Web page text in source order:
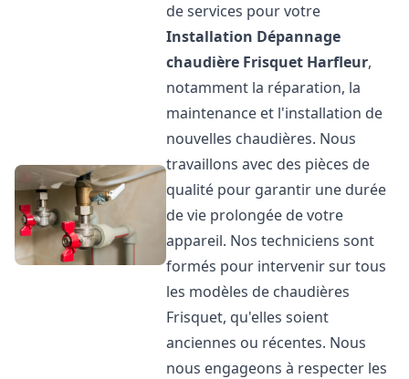
de services pour votre
Installation Dépannage
chaudière Frisquet Harfleur,
notamment la réparation, la
maintenance et l'installation de
nouvelles chaudières. Nous
travaillons avec des pièces de
qualité pour garantir une durée
de vie prolongée de votre
appareil. Nos techniciens sont
formés pour intervenir sur tous
les modèles de chaudières
Frisquet, qu'elles soient
anciennes ou récentes. Nous
nous engageons à respecter les